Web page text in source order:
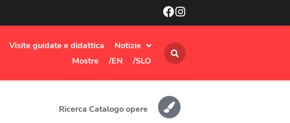
Visite guidate e didattica
Notizie
Mostre
/EN /SLO
Ricerca Catalogo opere